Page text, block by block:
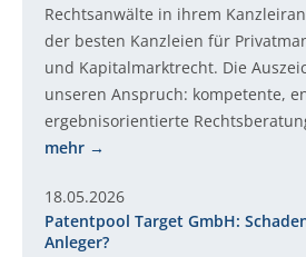
Rechtsanwälte in ihrem
der besten Kanzleien für
und Kapitalmarktrecht. Die
unseren Anspruch: kompetente,
ergebnisorientierte
mehr
18.05.2026
Patentpool Target GmbH:
Anleger?